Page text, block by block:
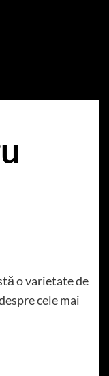
o varietate de
cele mai